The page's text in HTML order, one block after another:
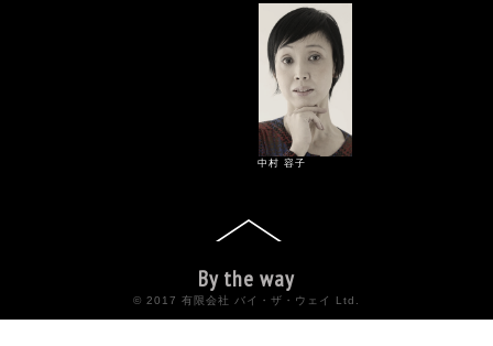
中村 容⼦
By the way
© 2017 有限会社 バイ・ザ・ウェイ Ltd.